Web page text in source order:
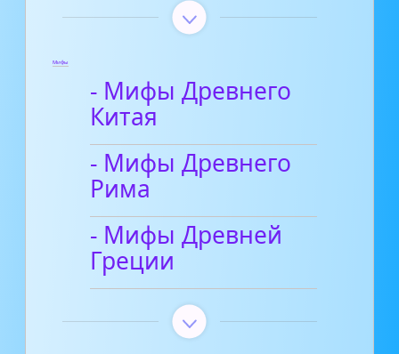
Мифы
- Мифы Древнего
Китая
- Мифы Древнего
Рима
- Мифы Древней
Греции